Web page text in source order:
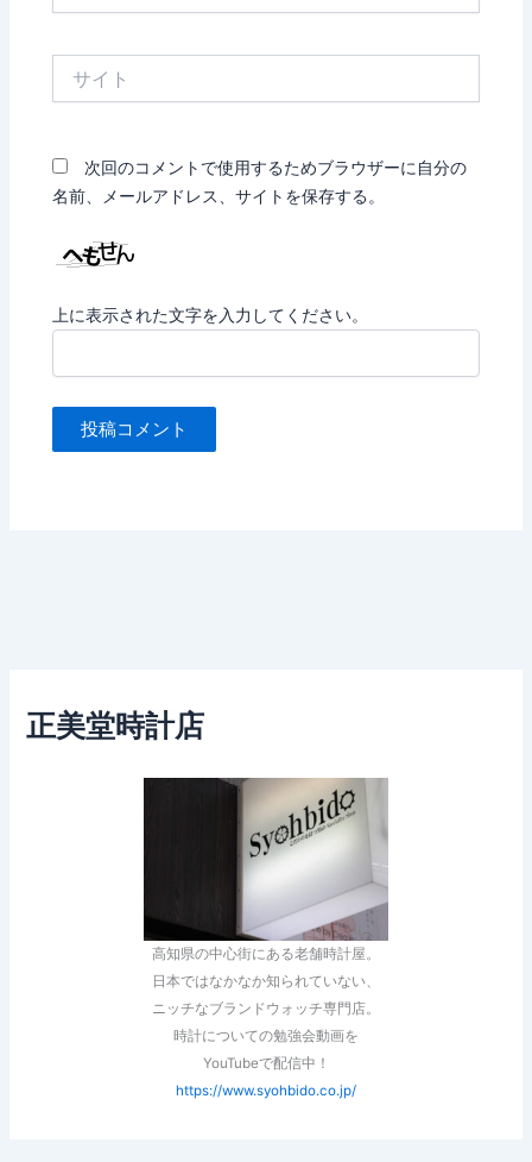
次回のコメントで使用するためブラウザーに自分の
名前、メールアドレス、サイトを保存する。
上に表示された文字を入力してください。
正美堂時計店
高知県の中心街にある老舗時計屋。
日本ではなかなか知られていない、
ニッチなブランドウォッチ専門店。
時計についての勉強会動画を
YouTubeで配信中！
https://www.syohbido.co.jp/